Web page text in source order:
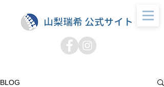
山梨瑞希 公式サイト
BLOG